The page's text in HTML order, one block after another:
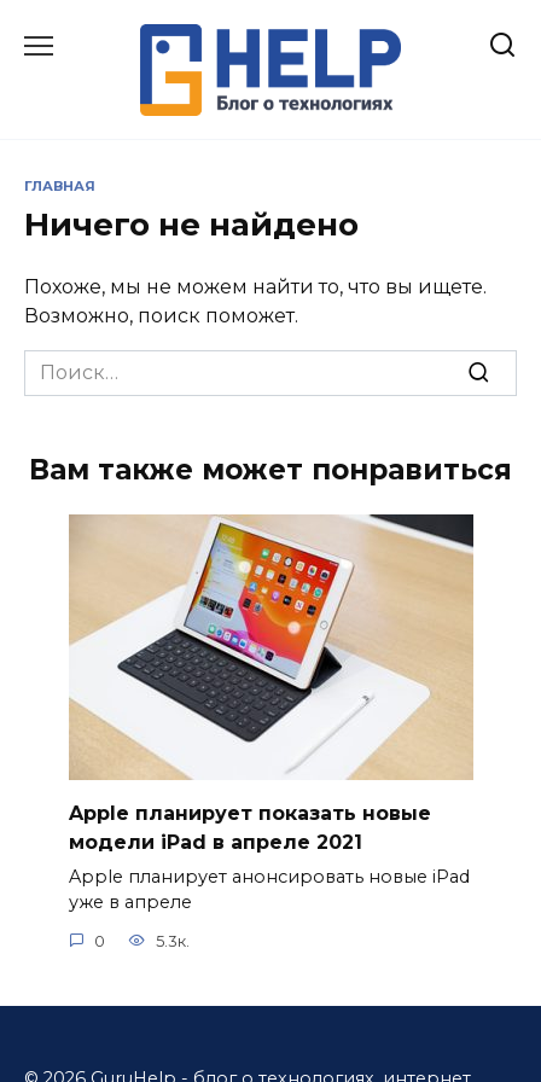
ГЛАВНАЯ
Ничего не найдено
Похоже, мы не можем найти то, что вы ищете.
Возможно, поиск поможет.
Search
for:
Вам также может понравиться
Apple планирует показать новые
модели iPad в апреле 2021
Apple планирует анонсировать новые iPad
уже в апреле
0 5.3к.